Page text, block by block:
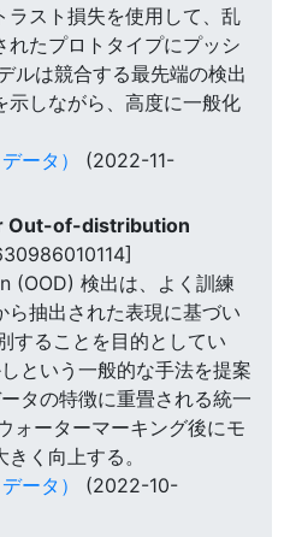
ラスト損失を使用して、乱
れたプロトタイプにプッシ
ルは競合する最先端の検出
示しながら、高度に一般化
ータ）
(2022-11-
Out-of-distribution
検出は、よく訓練
ら抽出された表現に基づい
することを目的としてい
という一般的な手法を提案
タの特徴に重畳される統一
ォーターマーキング後にモ
く向上する。
ータ）
(2022-10-